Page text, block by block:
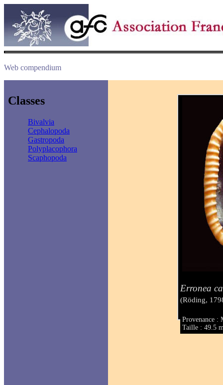
Web compendium
Classes
Bivalvia
Cephalopoda
Gastropoda
Polyplacophora
Scaphopoda
Erronea
(Röding,
Provenance :
Taille : 49.5